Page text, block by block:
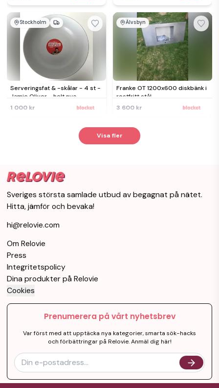
Stockholm
Serveringsfat & -skålar - 4 st -
Jamie Oliver - helt nya
1 000 kr
Älvsbyn
Franke OT 1200x600 diskbänk i
rostfritt stål
3 600 kr
Visa fler
Sveriges största samlade utbud av begagnat på nätet.
Hitta, jämför och bevaka!
hi@relovie.com
Om Relovie
Press
Integritetspolicy
Dina produkter på Relovie
Cookies
Prenumerera på vårt nyhetsbrev
Var först med att upptäcka nya kategorier, smarta sök-hacks
och förbättringar på Relovie. Anmäl dig här!